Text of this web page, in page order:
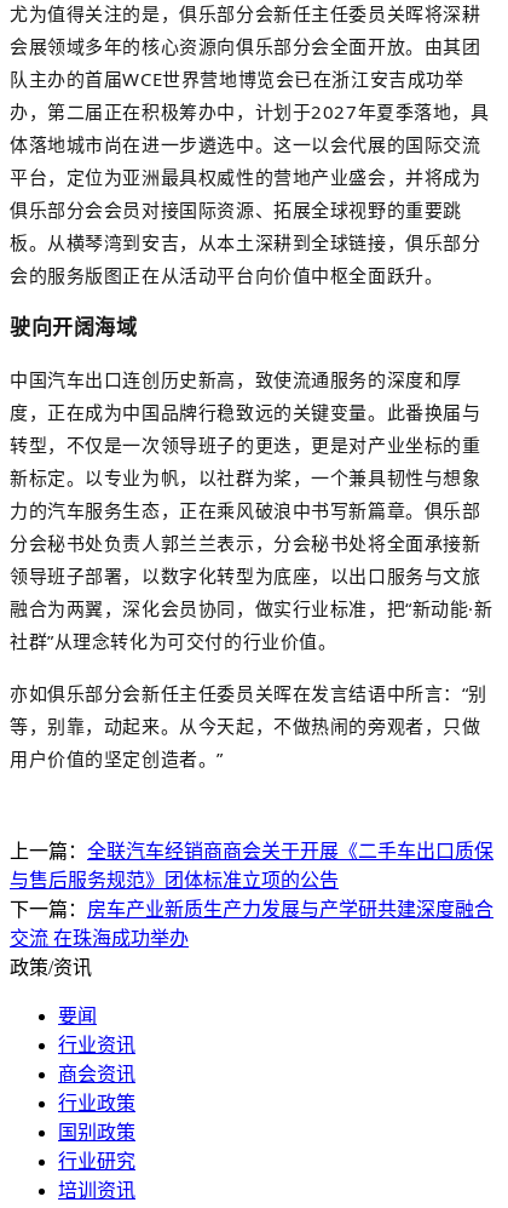
尤为值得关注的是，俱乐部分会新任主任委员关晖将深耕
会展领域多年的核心资源向俱乐部分会全面开放。由其团
队主办的首届WCE世界营地博览会已在浙江安吉成功举
办，第二届正在积极筹办中，计划于2027年夏季落地，具
体落地城市尚在进一步遴选中。这一以会代展的国际交流
平台，定位为亚洲最具权威性的营地产业盛会，并将成为
俱乐部分会会员对接国际资源、拓展全球视野的重要跳
板。从横琴湾到安吉，从本土深耕到全球链接，俱乐部分
会的服务版图正在从活动平台向价值中枢全面跃升。
驶向开阔海域
中国汽车出口连创历史新高，致使流通服务的深度和厚
度，正在成为中国品牌行稳致远的关键变量。此番换届与
转型，不仅是一次领导班子的更迭，更是对产业坐标的重
新标定。以专业为帆，以社群为桨，一个兼具韧性与想象
力的汽车服务生态，正在乘风破浪中书写新篇章。俱乐部
分会秘书处负责人郭兰兰表示，分会秘书处将全面承接新
领导班子部署，以数字化转型为底座，以出口服务与文旅
融合为两翼，深化会员协同，做实行业标准，把“新动能·新
社群”从理念转化为可交付的行业价值。
亦如俱乐部分会新任主任委员关晖在发言结语中所言： “别
等，别靠，动起来。从今天起，不做热闹的旁观者，只做
用户价值的坚定创造者。”
上一篇： 全联汽车经销商商会关于开展《二手车出口质保
与售后服务规范》团体标准立项的公告
下一篇： 房车产业新质生产力发展与产学研共建深度融合
交流 在珠海成功举办
政策/资讯
要闻
行业资讯
商会资讯
行业政策
国别政策
行业研究
培训资讯